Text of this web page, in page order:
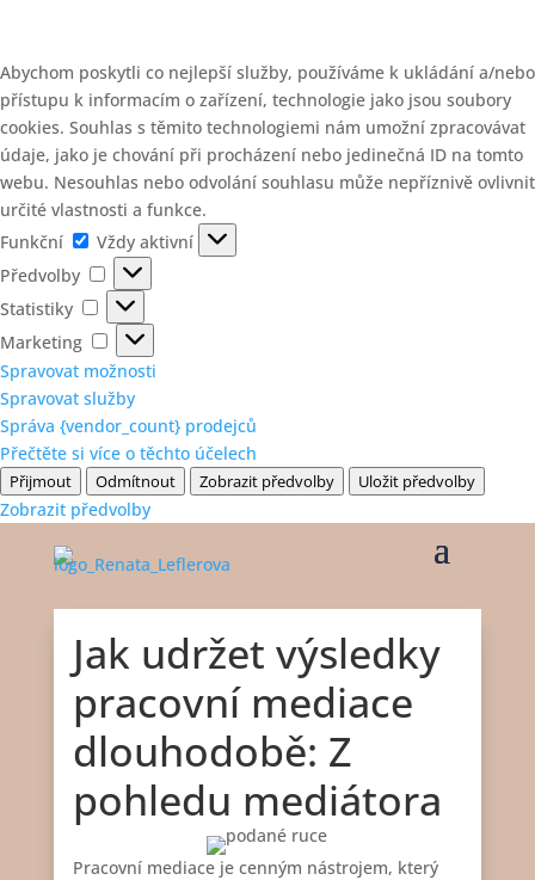
Abychom poskytli co nejlepší služby, používáme k ukládání a/nebo
přístupu k informacím o zařízení, technologie jako jsou soubory
cookies. Souhlas s těmito technologiemi nám umožní zpracovávat
údaje, jako je chování při procházení nebo jedinečná ID na tomto
webu. Nesouhlas nebo odvolání souhlasu může nepříznivě ovlivnit
určité vlastnosti a funkce.
Funkční
Funkční
Vždy aktivní
Předvolby
Předvolby
Statistiky
Statistiky
Marketing
Marketing
Spravovat možnosti
Spravovat služby
Správa {vendor_count} prodejců
Přečtěte si více o těchto účelech
Přijmout Odmítnout Zobrazit předvolby Uložit předvolby
Zobrazit předvolby
Jak udržet výsledky
pracovní mediace
dlouhodobě: Z
pohledu mediátora
Pracovní mediace je cenným nástrojem, který